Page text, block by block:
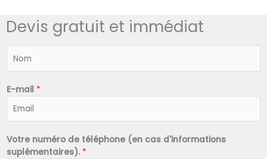
Devis gratuit et immédiat
*
E-mail *
Votre numéro de téléphone (en cas d'informations
suplémentaires). *